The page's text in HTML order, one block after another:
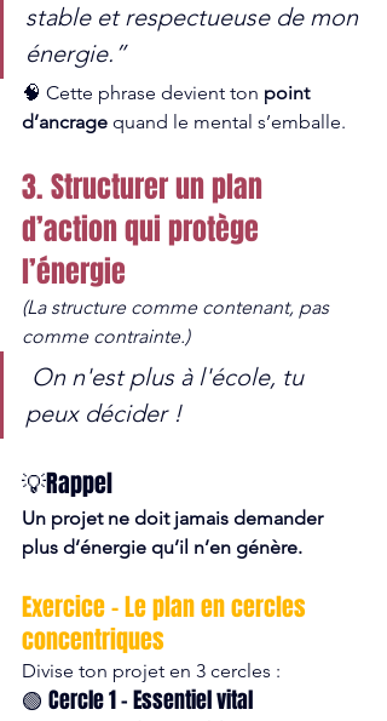
stable et respectueuse de mon
énergie.”
🧠 Cette phrase devient ton point
d’ancrage quand le mental s’emballe.
3. Structurer un plan
d’action qui protège
l’énergie
(La structure comme contenant, pas
comme contrainte.)
peux décider !
💡Rappel
Un projet ne doit jamais demander
plus d’énergie qu’il n’en génère.
Exercice – Le plan en cercles
concentriques
Divise ton projet en 3 cercles :
🟢 Cercle 1 – Essentiel vital